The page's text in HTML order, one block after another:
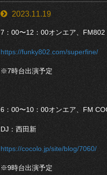
2023.11.19
7：00〜12：00オンエア、
https://funky802.com/superfine/
※7時台出演予定
6：00〜10：00オンエア、FM
DJ：西田新
https://cocolo.jp/site/blog/7060/
※9時台出演予定